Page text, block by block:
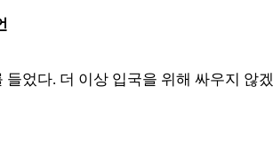
었다. 더 이상 입국을 위해 싸우지 않겠